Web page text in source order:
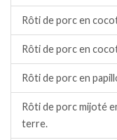
Rôti de porc en
Rôti de porc en
Rôti de porc en
Rôti de porc mijoté
terre.